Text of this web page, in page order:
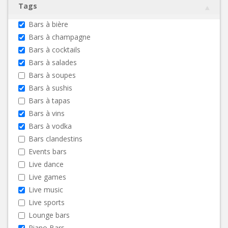
Tags
Bars à bière
Bars à champagne
Bars à cocktails
Bars à salades
Bars à soupes
Bars à sushis
Bars à tapas
Bars à vins
Bars à vodka
Bars clandestins
Events bars
Live dance
Live games
Live music
Live sports
Lounge bars